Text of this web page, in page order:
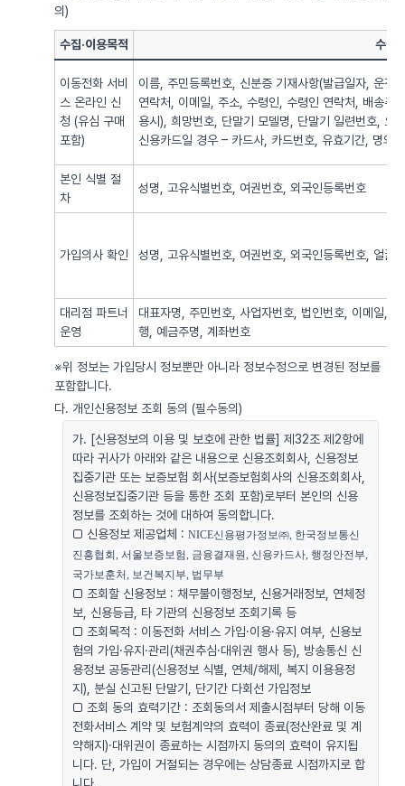
의)
수집·이용목적 수집·
이동전화 서비
스 온라인 신
청 (유심 구매
포함)
이름, 주민등록번호, 신분증 기재사항(발급일자, 운전
연락처, 이메일, 주소, 수령인, 수령인 연락처, 배송주
용시), 희망번호, 단말기 모델명, 단말기 일련번호, 요
신용카드일 경우 – 카드사, 카드번호, 유효기간, 명의
본인 식별 절
차
성명, 고유식별번호, 여권번호, 외국인등록번호
가입의사 확인 성명, 고유식별번호, 여권번호, 외국인등록번호, 얼굴
대리점 파트너
운영
대표자명, 주민번호, 사업자번호, 법인번호, 이메일,
행, 예금주명, 계좌번호
※위 정보는 가입당시 정보뿐만 아니라 정보수정으로 변경된 정보를
포함합니다.
다. 개인신용정보 조회 동의 (필수동의)
가. [신용정보의 이용 및 보호에 관한 법률] 제32조 제2항에
따라 귀사가 아래와 같은 내용으로 신용조회회사, 신용정보
집중기관 또는 보증보험 회사(보증보험회사의 신용조회회사,
신용정보집중기관 등을 통한 조회 포함)로부터 본인의 신용
정보를 조회하는 것에 대하여 동의합니다.
□ 신용정보 제공업체 :NICE신용평가정보㈜, 한국정보통신
진흥협회, 서울보증보험, 금융결재원, 신용카드사, 행정안전부,
국가보훈처, 보건복지부, 법무부
□ 조회할 신용정보 : 채무불이행정보, 신용거래정보, 연체정
보, 신용등급, 타 기관의 신용정보 조회기록 등
□ 조회목적 : 이동전화 서비스 가입·이용·유지 여부, 신용보
험의 가입·유지·관리(채권추심·대위권 행사 등), 방송통신 신
용정보 공동관리(신용정보 식별, 연체/해제, 복지 이용용정
지), 분실 신고된 단말기, 단기간 다회선 가입정보
□ 조회 동의 효력기간 : 조회동의서 제출시점부터 당해 이동
전화서비스 계약 및 보험계약의 효력이 종료(정산완료 및 계
약해지)·대위권이 종료하는 시점까지 동의의 효력이 유지됩
니다. 단, 가입이 거절되는 경우에는 상담종료 시점까지로 합